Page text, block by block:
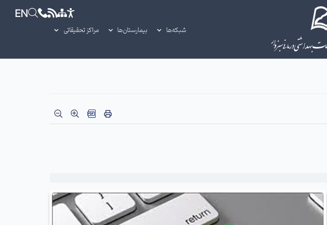
EN
شبکه‌ها بیمارستان‌ها مراکز تحقیقاتی